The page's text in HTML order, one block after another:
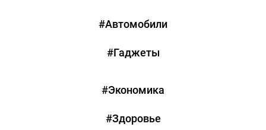
#Автомобили
#Гаджеты
#Экономика
#Здоровье